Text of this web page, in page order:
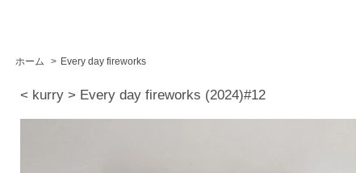
ホーム > Every day fireworks
< kurry > Every day fireworks (2024)#12